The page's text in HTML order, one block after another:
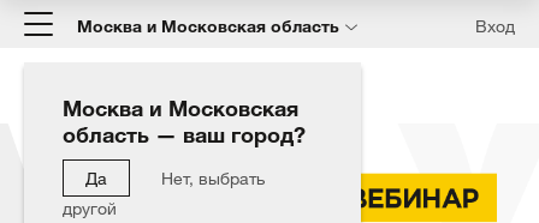
Москва и Московская область
Москва и Московская
область — ваш город?
Да
Нет, выбрать
другой
Вход